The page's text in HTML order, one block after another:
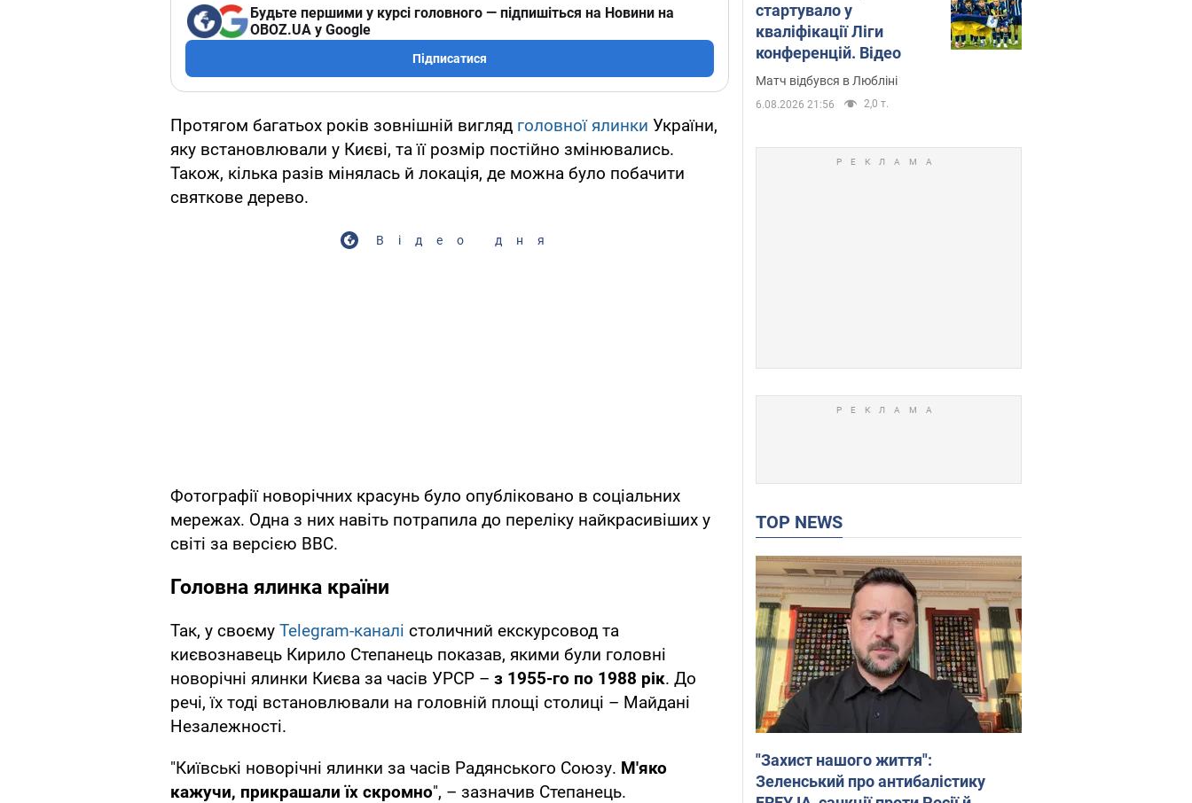
Будьте першими у курсі головного — підпишіться на Новини на
OBOZ.UA у Google
Підписатися
Протягом багатьох років зовнішній вигляд головноїялинки України,
яку встановлювали у Києві, та її розмір постійно змінювались.
Також, кілька разів мінялась й локація, де можна було побачити
святкове дерево.
Відео дня
Фотографії новорічних красунь було опубліковано в соціальних
мережах. Одна з них навіть потрапила до переліку найкрасивіших у
світі за версією BBC.
Головна ялинка країни
Так, у своєму Telegram-каналі столичний екскурсовод та
києвознавець Кирило Степанець показав, якими були головні
новорічні ялинки Києва за часів УРСР – з 1955-го по 1988 рік. До
речі, їх тоді встановлювали на головній площі столиці – Майдані
Незалежності.
"Київські новорічні ялинки за часів Радянського Союзу. М'яко
кажучи, прикрашали їх скромно", – зазначив Степанець.
стартувало у
кваліфікації Ліги
конференцій. Відео
Матч відбувся в Любліні
6.08.2026 21:56 2,0 т.
TOP NEWS
"Захист нашого життя":
Зеленський про антибалістику